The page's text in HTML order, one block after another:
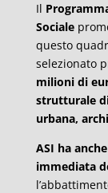
Il
Sociale
questo
selezionato
milioni di
strutturale
urbana,
ASI ha
immediata